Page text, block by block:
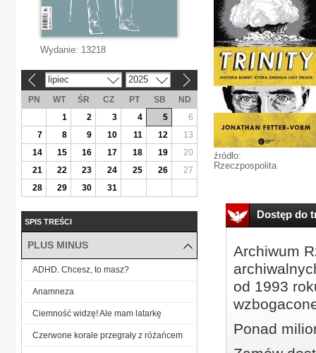
źródło:
Rzeczpospolita
Dostęp do
Archiwum
od 1993
Ponad
Wydanie: 13218
lipiec 2025
PN WT ŚR CZ PT SB
ND
1
2 3 4 5
6
7
8 9 10 11 12
13
14
15 16 17 18 19
20
21
22 23 24 25 26
27
28
29 30 31
SPIS TREŚCI
PLUS MINUS
ADHD. Chcesz, to masz?
Anamneza
Ciemność widzę! Ale mam latarkę
Czerwone korale przegrały z różańcem